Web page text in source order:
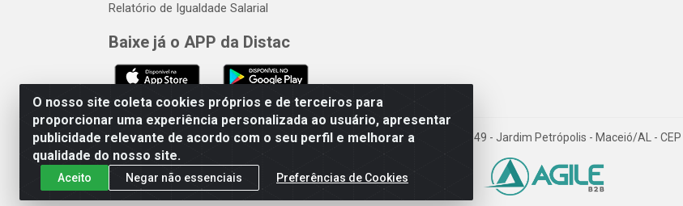
O nosso site coleta cookies próprios e de terceiros para
proporcionar uma experiência personalizada ao usuário, apresentar
publicidade relevante de acordo com o seu perfil e melhorar a
qualidade do nosso site.
Aceito Negar não essenciais Preferências de Cookies
Relatório de Igualdade Salarial
Baixe já o APP da Distac
Distac Distribuidora - Av. Durval de Góes Monteiro, 7049 - Jardim Petrópolis - Maceió/AL -